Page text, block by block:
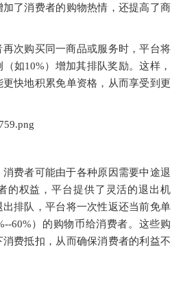
了消费者的购物热情，还提高了商
次购买同一商品或服务时，平台将
如10%）增加其排队奖励。这样，
快地积累免单资格，从而享受到更
费者可能由于各种原因需要中途退
的权益，平台提供了灵活的退出机
排队，平台将一次性返还当前免单
60%）的购物币给消费者。这些购
费抵扣，从而确保消费者的利益不